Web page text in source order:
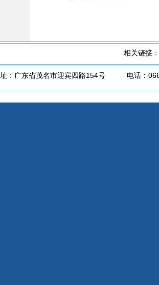
相关链接：
：广东省茂名市迎宾四路154号 电话：